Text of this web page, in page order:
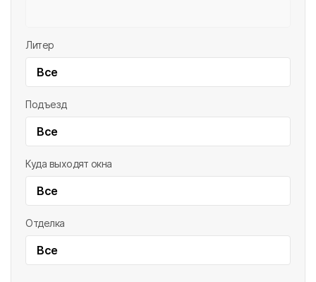
Литер
Все
Подъезд
Все
Куда выходят окна
Все
Отделка
Все